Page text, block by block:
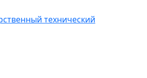
технический